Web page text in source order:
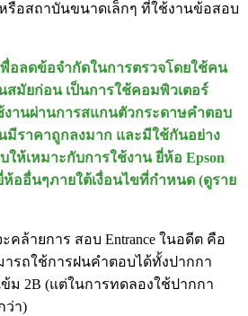
รือสถาบันขนาดเล็กๆ ที่ใช้งานข้อสอบ
อลดข้อจำกัดในการตรวจโดยใช้คน
สมัยก่อน เป็นการใช้คอมพิวเตอร์
านผ่านการสแกนตัวกระดาษคำตอบ
มีราคาถูกลงมาก และมีใช้กันอย่าง
ห้เหมาะกับการใช้งาน ยี่ห้อ Epson
ห้ออื่นๆภายใต้เงื่อนไขที่กำหนด (ดูราย
ล้ายการ สอบ Entrance ในอดีต คือ
รถใช้การฝนคำตอบได้ทั้งปากกา
ม 2B (แต่ในการทดลองใช้ปากกา
ว่า)